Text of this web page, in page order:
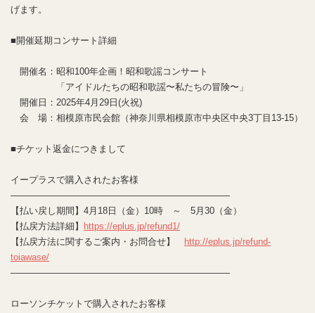
げます。
■開催延期コンサート詳細
開催名：昭和100年企画！昭和歌謡コンサート
「アイドルたちの昭和歌謡〜私たちの冒険〜」
開催日：2025年4月29日(火祝)
会 場：相模原市民会館（神奈川県相模原市中央区中央3丁目13-15）
■チケット返金につきまして
イープラスで購入されたお客様
————————————————————————
【払い戻し期間】4月18日（金）10時 ～ 5月30（金）
【払戻方法詳細】
https://eplus.jp/refund1/
【払戻方法に関するご案内・お問合せ】
http://eplus.jp/refund-
toiawase/
————————————————————————
ローソンチケットで購入されたお客様